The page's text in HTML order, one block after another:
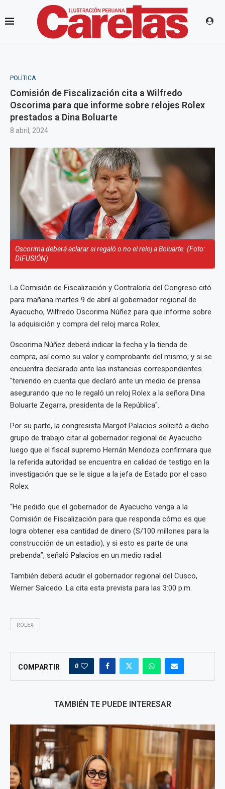
POLÍTICA
Comisión de Fiscalización cita a Wilfredo
Oscorima para que informe sobre relojes Rolex
prestados a Dina Boluarte
8 abril, 2024
Oscorima deberá aclarar si regaló o no el reloj a Boluarte. (Foto:
DIFUSIÓN)
La Comisión de Fiscalización y Contraloría del Congreso citó
para mañana martes 9 de abril al gobernador regional de
Ayacucho, Wilfredo Oscorima Núñez para que informe sobre
la adquisición y compra del reloj marca Rolex.
Oscorima Núñez deberá indicar la fecha y la tienda de
compra, así como su valor y comprobante del mismo; y si se
encuentra declarado ante las instancias correspondientes.
"teniendo en cuenta que declaró ante un medio de prensa
asegurando que no le regaló un reloj Rolex a la señora Dina
Boluarte Zegarra, presidenta de la República".
Por su parte, la congresista Margot Palacios solicitó a dicho
grupo de trabajo citar al gobernador regional de Ayacucho
luego que el fiscal supremo Hernán Mendoza confirmara que
la referida autoridad se encuentra en calidad de testigo en la
investigación que se le sigue a la jefa de Estado por el caso
Rolex.
“He pedido que el gobernador de Ayacucho venga a la
Comisión de Fiscalización para que responda cómo es que
logra obtener esa cantidad de dinero (S/100 millones para la
construcción de un estadio), y si esto es parte de una
prebenda”, señaló Palacios en un medio radial.
También deberá acudir el gobernador regional del Cusco,
Werner Salcedo. La cita esta prevista para las 3:00 p.m.
ROLEX
COMPARTIR 0
TAMBIÉN TE PUEDE INTERESAR